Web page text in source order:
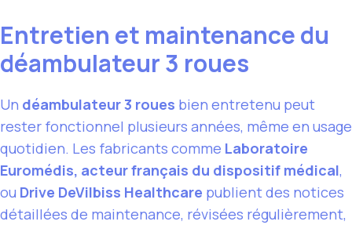
Entretien et maintenance du
déambulateur 3 roues
Un déambulateur 3 roues bien entretenu peut
rester fonctionnel plusieurs années, même en usage
quotidien. Les fabricants comme Laboratoire
Euromédis, acteur français du dispositif médical,
ou Drive DeVilbiss Healthcare publient des notices
détaillées de maintenance, révisées régulièrement,